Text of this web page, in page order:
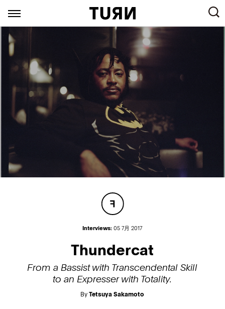
Interviews: 05 7月 2017
Thundercat
From a Bassist with Transcendental Skill
to an Expresser with Totality.
ByTetsuya Sakamoto